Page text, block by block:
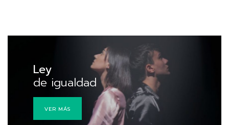
Ley
de igualdad
VER MÁS